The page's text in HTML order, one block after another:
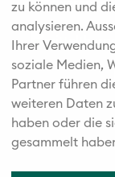
zu können und
analysieren.
Ihrer
soziale Medien,
Partner führen
weiteren Daten
haben oder die
gesammelt